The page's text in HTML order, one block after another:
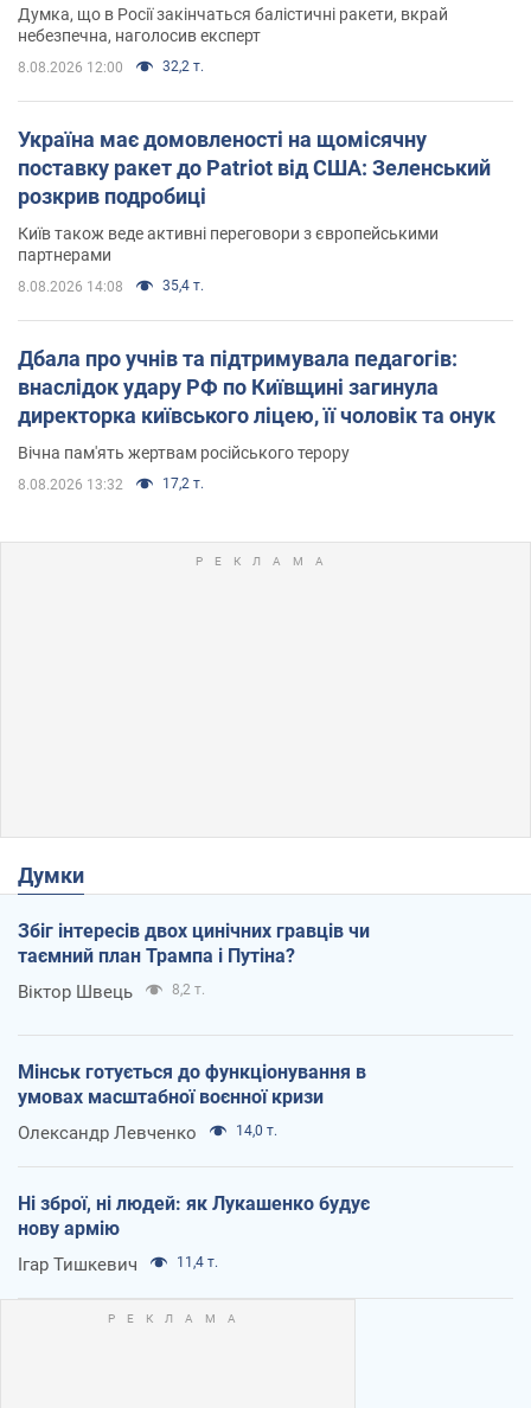
Думка, що в Росії закінчаться балістичні ракети, вкрай
небезпечна, наголосив експерт
8.08.2026 12:00 32,2 т.
Україна має домовленості на щомісячну
поставку ракет до Patriot від США: Зеленський
розкрив подробиці
Київ також веде активні переговори з європейськими
партнерами
8.08.2026 14:08 35,4 т.
Дбала про учнів та підтримувала педагогів:
внаслідок удару РФ по Київщині загинула
директорка київського ліцею, її чоловік та онук
Вічна пам'ять жертвам російського терору
8.08.2026 13:32 17,2 т.
Думки
Збіг інтересів двох цинічних гравців чи
таємний план Трампа і Путіна?
Віктор Швець 8,2 т.
Мінськ готується до функціонування в
умовах масштабної воєнної кризи
Олександр Левченко 14,0 т.
Ні зброї, ні людей: як Лукашенко будує
нову армію
Ігар Тишкевич 11,4 т.